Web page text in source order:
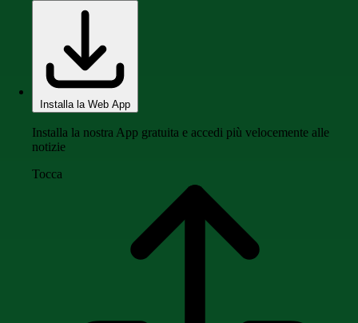
Installa la Web App
Installa la nostra App gratuita e accedi più velocemente alle
notizie
Tocca